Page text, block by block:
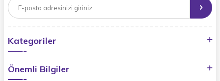
Kategoriler
Önemli Bilgiler